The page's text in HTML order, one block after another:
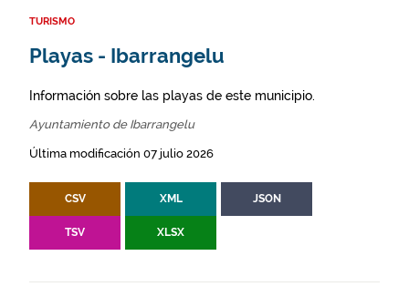
TURISMO
Playas - Ibarrangelu
Información sobre las playas de este municipio.
Ayuntamiento de Ibarrangelu
Última modificación 07 julio 2026
CSV XML JSON
TSV XLSX